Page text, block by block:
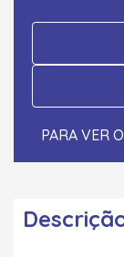
PARA VER